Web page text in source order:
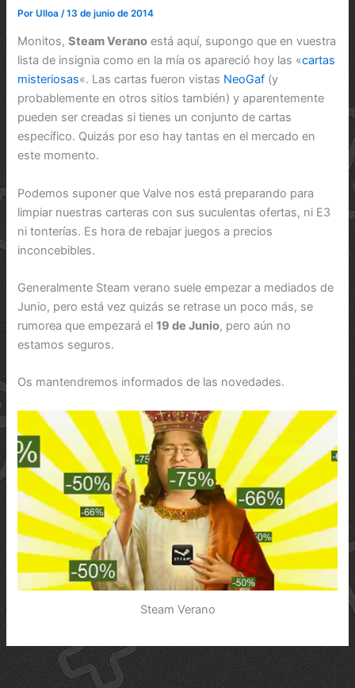
PorUlloa /13 de junio de 2014
Monitos,Steam Verano está aquí, supongo que en vuestra
lista de insignia como en la mía os apareció hoy las «cartas
misteriosas«. Las cartas fueron vistas NeoGaf (y
probablemente en otros sitios también) y aparentemente
pueden ser creadas si tienes un conjunto de cartas
específico. Quizás por eso hay tantas en el mercado en
este momento.
Podemos suponer que Valve nos está preparando para
limpiar nuestras carteras con sus suculentas ofertas, ni E3
ni tonterías. Es hora de rebajar juegos a precios
inconcebibles.
Generalmente Steam verano suele empezar a mediados de
Junio, pero está vez quizás se retrase un poco más, se
rumorea que empezará el19 de Junio, pero aún no
estamos seguros.
Os mantendremos informados de las novedades.
Steam Verano